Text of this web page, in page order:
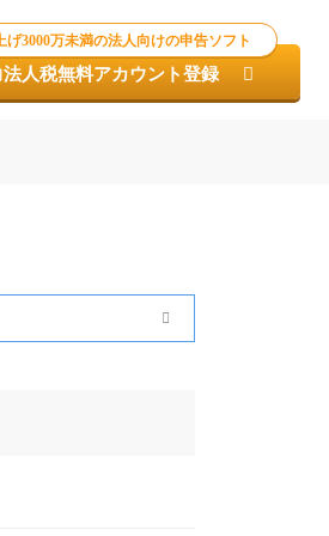
法人税無料アカウント登録
げ3000万未満の法人向けの申告ソフト